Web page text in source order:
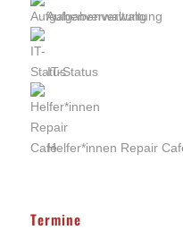
Aufgabenverwaltung
IT-Status
Helfer*innen Repair
Termine